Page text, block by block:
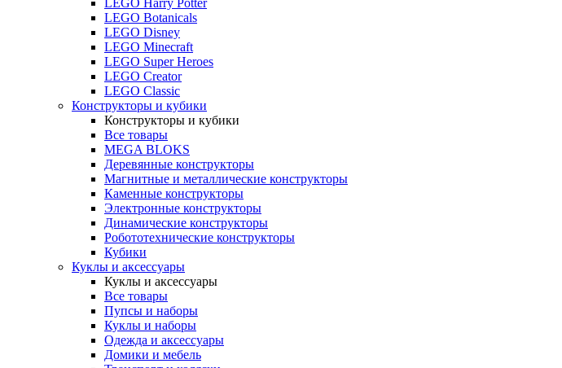
LEGO Harry Potter
LEGO Botanicals
LEGO Disney
LEGO Minecraft
LEGO Super Heroes
LEGO Creator
LEGO Classic
Конструкторы и кубики
Конструкторы и кубики
Все товары
MEGA BLOKS
Деревянные конструкторы
Магнитные и металлические конструкторы
Каменные конструкторы
Электронные конструкторы
Динамические конструкторы
Робототехнические конструкторы
Кубики
Куклы и аксессуары
Куклы и аксессуары
Все товары
Пупсы и наборы
Куклы и наборы
Одежда и аксессуары
Домики и мебель